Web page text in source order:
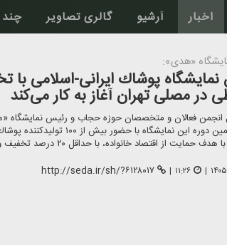
اخبار آرشیو گالری تصاویر چند
«هدی»:
در مصلی تهران آغاز به كار می‌كند
انجمن فعالان و متخصصان حوزه حجاب و رئیس نمایشگاه
برپایی نهمین دوره این
از اقتصاد خانواده، با حداقل ۲۰ درصد تخفیف و تسهیلات ویژه خرید اقساطی عرضه می‌شود.
۱۲ | ۱۱:۲۶ | http://seda.ir/sh/?۶۱۲۸۰۱۷